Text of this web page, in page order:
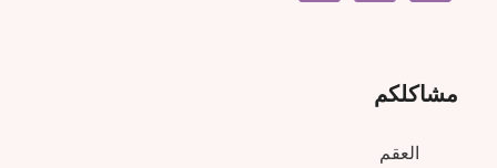
مشاكلكم
العقم